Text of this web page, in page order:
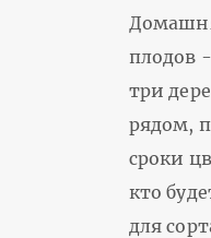
плодов
три
рядом,
сроки
кто
для